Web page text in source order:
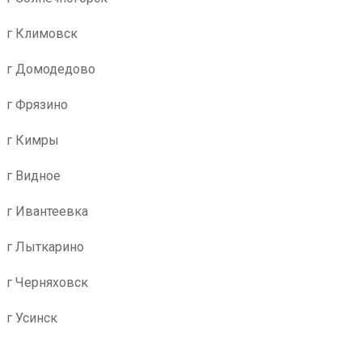
г Климовск
г Домодедово
г Фрязино
г Кимры
г Видное
г Ивантеевка
г Лыткарино
г Черняховск
г Усинск